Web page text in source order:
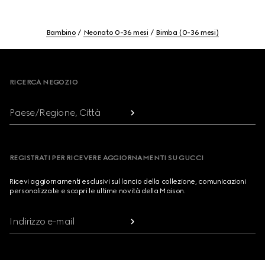
Bambino Neonato 0-36 mesi Bimba (0-36 mesi)
RICERCA NEGOZIO
Paese/Regione, Città
REGISTRATI PER RICEVERE AGGIORNAMENTI SU GUCCI
Ricevi aggiornamenti esclusivi sul lancio della collezione, comunicazioni
personalizzate e scopri le ultime novità della Maison.
Indirizzo e-mail